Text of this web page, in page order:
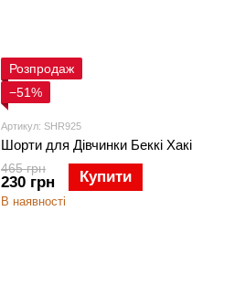
Розпродаж
−51%
Артикул: SHR925
Шорти для Дівчинки Беккі Хакі
465 грн
230 грн Купити
В наявності